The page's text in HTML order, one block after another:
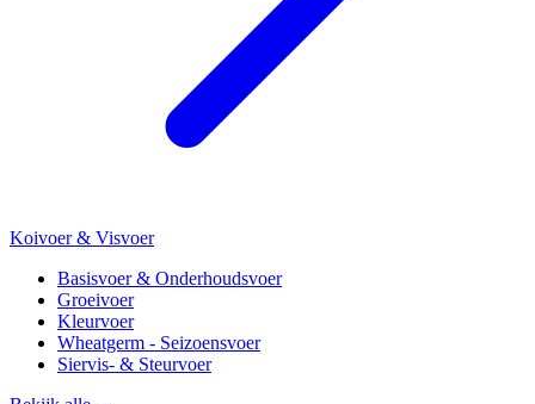
Koivoer & Visvoer
Basisvoer & Onderhoudsvoer
Groeivoer
Kleurvoer
Wheatgerm - Seizoensvoer
Siervis- & Steurvoer